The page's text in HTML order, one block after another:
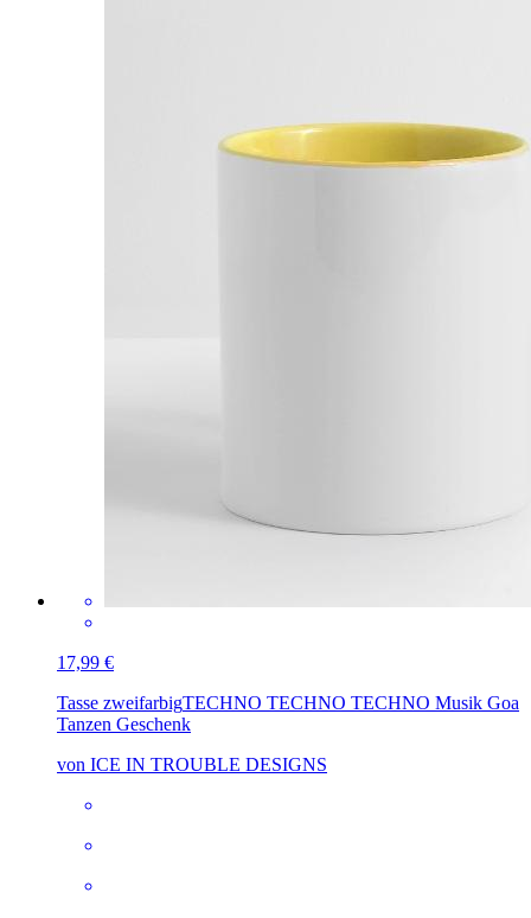
17,99 €
Tasse zweifarbigTECHNO TECHNO TECHNO Musik Goa
Tanzen Geschenk
von ICE IN TROUBLE DESIGNS